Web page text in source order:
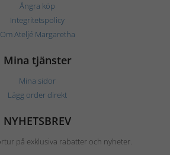
Ångra köp
Integritetspolicy
Om Ateljé Margaretha
Mina tjänster
Mina sidor
Lägg order direkt
NYHETSBREV
på exklusiva rabatter och nyheter.